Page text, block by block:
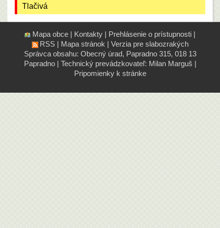
Tlačivá
Mapa obce | Kontakty | Prehlásenie o prístupnosti |
RSS| Mapa stránok | Verzia pre slabozrakých
Správca obsahu: Obecný úrad, Papradno 315, 018 13
Papradno| Technický prevádzkovateľ: Milan Marguš |
Pripomienky k stránke